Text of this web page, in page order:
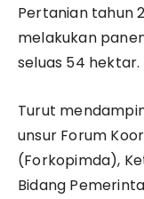
Pertanian tahun
melakukan
seluas 54 hektar.
Turut
unsur Forum
(Forkopimda),
Bidang